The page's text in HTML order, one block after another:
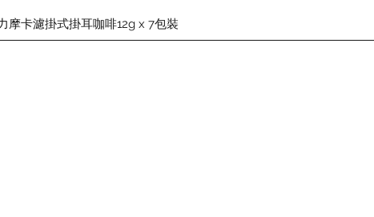
快速瀏覽
卡濾掛式掛耳咖啡12g x 7包裝